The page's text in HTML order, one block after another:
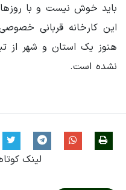
باید خوش نیست و با
این کارخانه قربانی
هنوز یک استان و شهر از
نشده است.
لینک